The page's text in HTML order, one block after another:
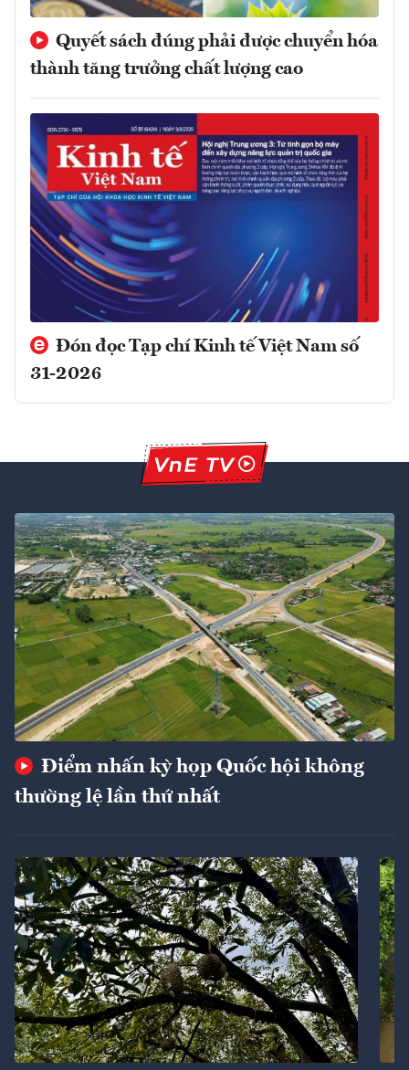
Quyết sách đúng phải được chuyển hóa
thành tăng trưởng chất lượng cao
Đón đọc Tạp chí Kinh tế Việt Nam số
31-2026
Điểm nhấn kỳ họp Quốc hội không
thường lệ lần thứ nhất